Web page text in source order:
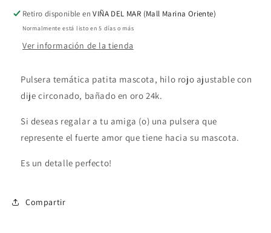
cachorrito
cachorrito
Retiro disponible enVIÑA DEL MAR (Mall Marina Oriente)
Normalmente está listo en 5 días o más
Ver información de la tienda
Pulsera temática patita mascota, hilo rojo ajustable con
dije circonado, bañado en oro 24k.
Si deseas regalar a tu amiga (o) una pulsera que
represente el fuerte amor que tiene hacia su mascota.
Es un detalle perfecto!
Compartir